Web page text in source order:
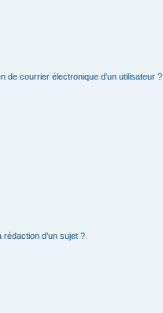
de courrier électronique d’un utilisateur ?
d’un sujet ?